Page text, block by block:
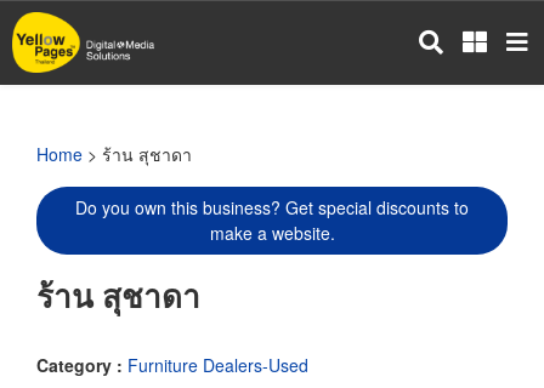
Skip
to
main
Home > ร้าน สุชาดา
Do you own this business? Get special discounts to
make a website.
ร้าน สุชาดา
Category : Furniture Dealers-Used